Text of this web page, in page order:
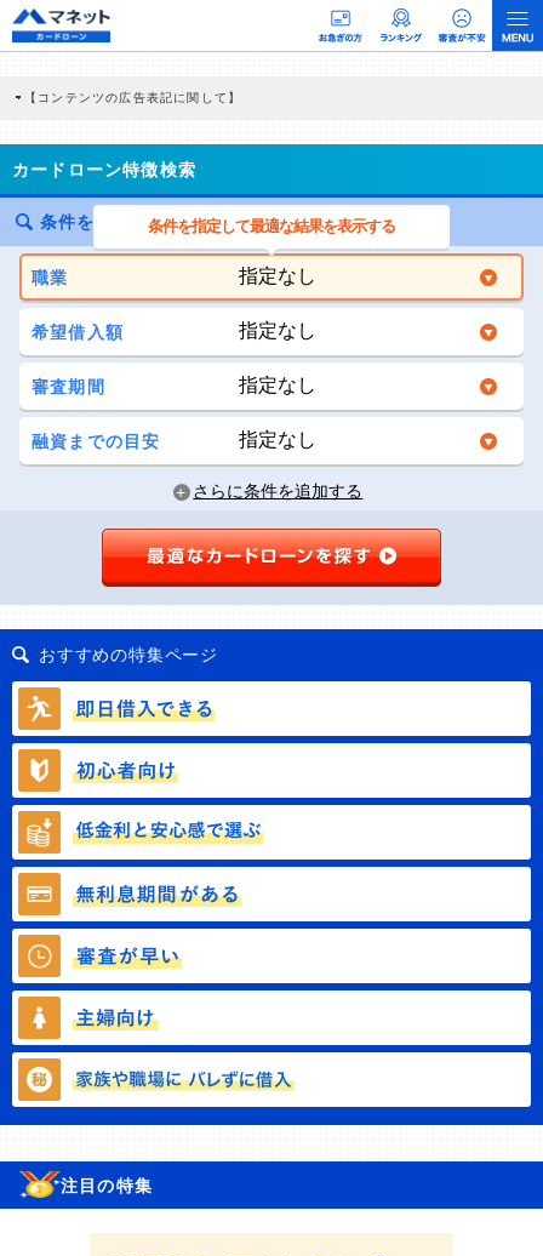
【コンテンツの広告表記に関して】
商品を根拠なくPRするものではなく、当編集部の調査／ユーザーへの口コミ収集な
どに基づき、公平性を担保した情報提供を行っています。
>提携企業一覧
カードローン特徴検索
条件を絞り込んで探す条件を指定して最適な結果を表示する
職業
希望借入額
審査期間
融資までの目安
さらに条件を追加する
おすすめの特集ページ
注目の特集